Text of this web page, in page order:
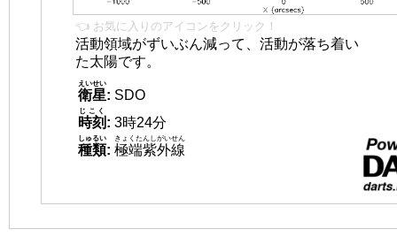
👈 お気に入りのアイコンをクリック！
活動領域がずいぶん減って、活動が落ち着い
た太陽です。
衛星
えいせい
: SDO
時刻
じこく
: 3時24分
種類
しゅるい
: 極端紫外線
きょくたんしがいせん